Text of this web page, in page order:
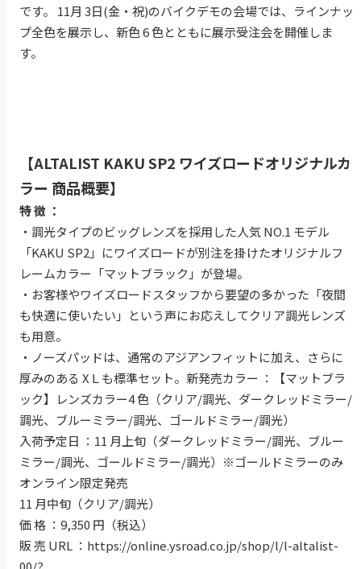
です。 11月 3日(金・祝)のバイクデモの会場では、ラインナッ
プ全色を展示し、新色 6 色とともに展示受注会を開催しま
す。
【ALTALIST KAKU SP2 ワイズロードオリジナルカ
ラー 商品概要】
特 徴 ：
・調光タイプのビッグレンズを採用した人気 NO.1 モデル
「KAKU SP2」にワイズロードが別注を掛けたオリジナルフ
レームカラー「マットブラック」が登場。
・お客様やワイズロードスタッフから要望の多かった「夜間
も快適に使いたい」という声にお応えしてクリア調光レンズ
も用意。
・ノーズパッドは、通常のアジアンフィットに加え、さらに
厚みのある XＬも標準セット。新発売カラー ：【マットブラ
ック】レンズカラー4 色（クリア/調光、ダークレッドミラー/
調光、ブルーミラー/調光、ゴールドミラー/調光）
入荷予定日 ：11 月上旬（ダークレッドミラー/調光、ブルー
ミラー/調光、ゴールドミラー/調光）※ゴールドミラーのみ
オンライン限定発売
11 月中旬（クリア/調光）
価 格 ：9,350 円（税込）
販 売 URL ： https://online.ysroad.co.jp/shop/l/l-altalist-